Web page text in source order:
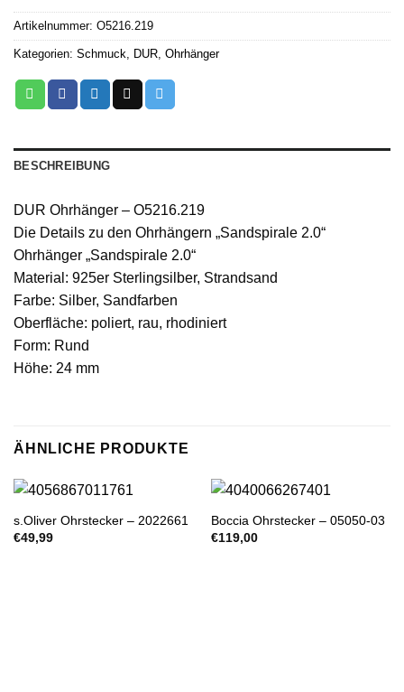
Artikelnummer: O5216.219
Kategorien: Schmuck, DUR, Ohrhänger
BESCHREIBUNG
DUR Ohrhänger – O5216.219
Die Details zu den Ohrhängern „Sandspirale 2.0“
Ohrhänger „Sandspirale 2.0“
Material: 925er Sterlingsilber, Strandsand
Farbe: Silber, Sandfarben
Oberfläche: poliert, rau, rhodiniert
Form: Rund
Höhe: 24 mm
ÄHNLICHE PRODUKTE
s.Oliver Ohrstecker – 2022661
€49,99
Boccia Ohrstecker – 05050-03
€119,00